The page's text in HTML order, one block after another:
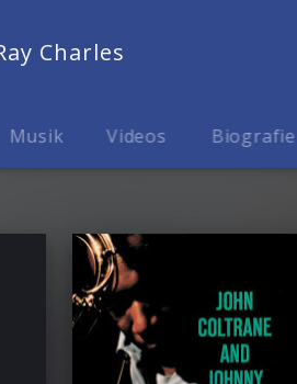
Charles
Musik Videos Biografie